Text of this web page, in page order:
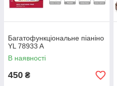
Багатофункціональне піаніно
YL 78933 A
В наявності
450 ₴